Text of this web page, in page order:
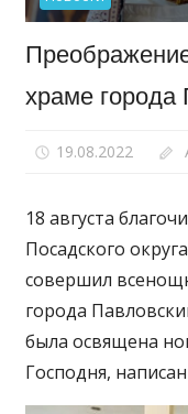
храме города
19.08.2022
18 августа
Посадского
совершил
города
была освящена
Господня,